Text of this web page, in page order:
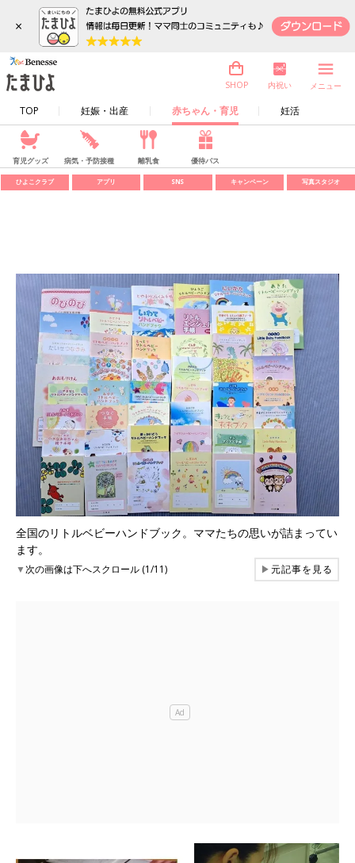
×
TOP 妊娠・出産 赤ちゃん・育児 妊活
SHOP 内祝い メニュー
育児グッズ 病気・予防接種 離乳食 優待パス
ひよこクラブ アプリ SNS キャンペーン 写真スタジオ
全国のリトルベビーハンドブック。ママたちの思いが詰まってい
ます。
▼次の画像は下へスクロール (1/11) ▶元記事を見る